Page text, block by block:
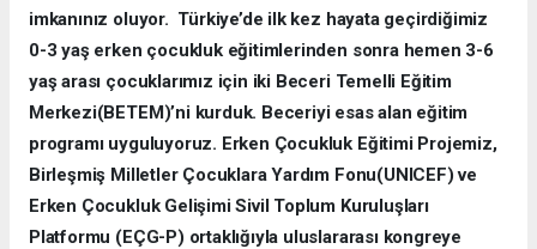
imkanınız oluyor. Türkiye’de ilk kez hayata geçirdiğimiz
0-3 yaş erken çocukluk eğitimlerinden sonra hemen 3-6
yaş arası çocuklarımız için iki Beceri Temelli Eğitim
Merkezi(BETEM)’ni kurduk. Beceriyi esas alan eğitim
programı uyguluyoruz. Erken Çocukluk Eğitimi Projemiz,
Birleşmiş Milletler Çocuklara Yardım Fonu(UNICEF) ve
Erken Çocukluk Gelişimi Sivil Toplum Kuruluşları
Platformu (EÇG-P) ortaklığıyla uluslararası kongreye